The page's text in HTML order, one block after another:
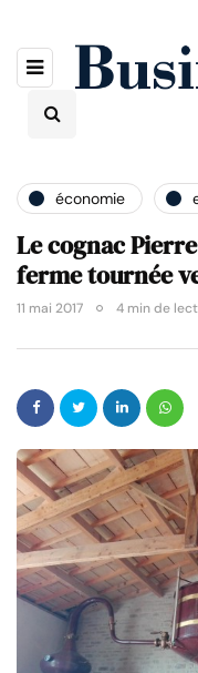
économie
Le cognac
ferme tournée
11 mai 2017 4 min de